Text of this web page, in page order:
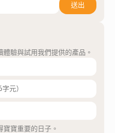
送出
驗與試用我們提供的產品。
寶重要的日子。